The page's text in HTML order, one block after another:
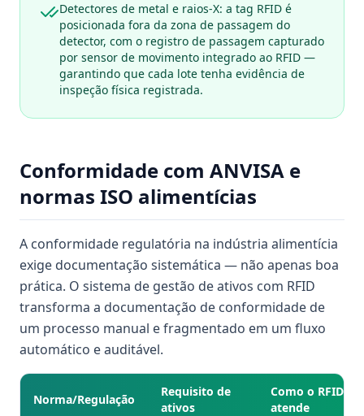
Detectores de metal e raios-X: a tag RFID é
posicionada fora da zona de passagem do
detector, com o registro de passagem capturado
por sensor de movimento integrado ao RFID —
garantindo que cada lote tenha evidência de
inspeção física registrada.
Conformidade com ANVISA e
normas ISO alimentícias
A conformidade regulatória na indústria alimentícia
exige documentação sistemática — não apenas boa
prática. O sistema de gestão de ativos com RFID
transforma a documentação de conformidade de
um processo manual e fragmentado em um fluxo
automático e auditável.
Norma/Regulação
Requisito de
ativos
Como o RFID
atende